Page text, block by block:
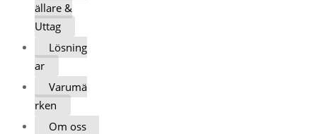
ällare &
Uttag
Lösning
ar
Varumä
rken
Om oss